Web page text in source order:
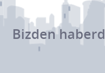
Bizden